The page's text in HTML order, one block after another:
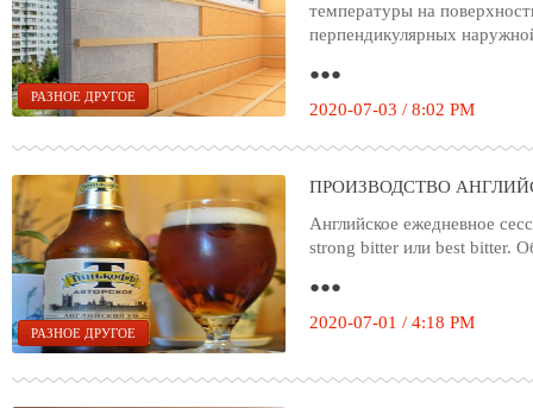
РАЗНОЕ ДРУГОЕ
температуры на
перпендикулярных
●●●
2020-07-03 / 8:02 PM
РАЗНОЕ ДРУГОЕ
ПРОИЗВОДСТВО
Английское ежедневное
strong bitter или best bitter.
●●●
2020-07-01 / 4:18 PM